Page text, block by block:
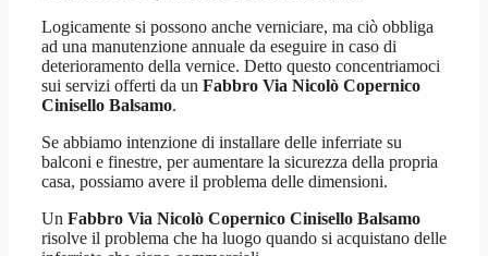
Logicamente si possono anche verniciare, ma ciò obbliga
ad una manutenzione annuale da eseguire in caso di
deterioramento della vernice. Detto questo concentriamoci
sui servizi offerti da un Fabbro Via Nicolò Copernico
Cinisello Balsamo.
Se abbiamo intenzione di installare delle inferriate su
balconi e finestre, per aumentare la sicurezza della propria
casa, possiamo avere il problema delle dimensioni.
Un Fabbro Via Nicolò Copernico Cinisello Balsamo
risolve il problema che ha luogo quando si acquistano delle